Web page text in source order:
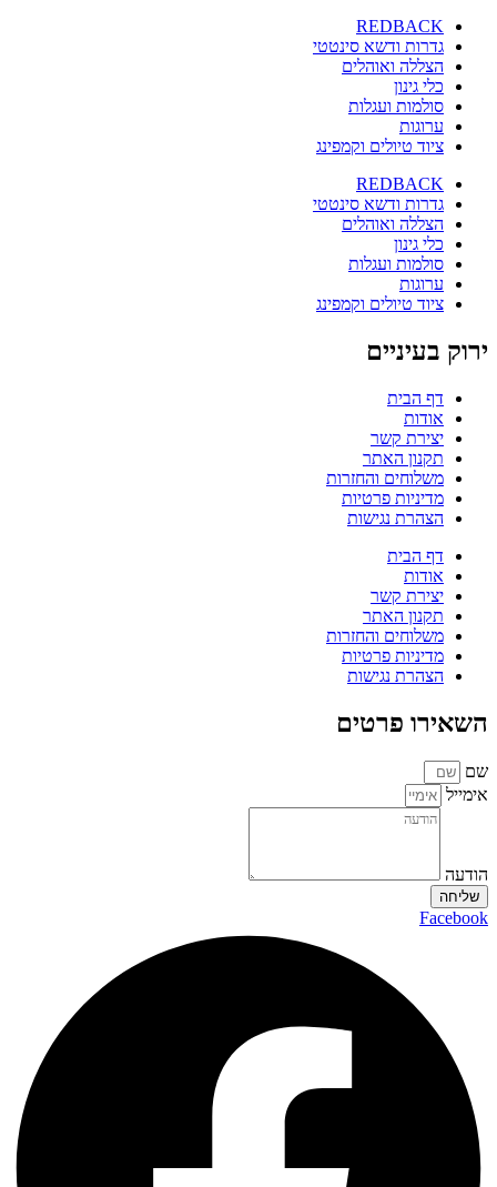
REDBACK
גדרות ודשא סינטטי
הצללה ואוהלים
כלי גינון
סולמות ועגלות
ערוגות
ציוד טיולים וקמפינג
REDBACK
גדרות ודשא סינטטי
הצללה ואוהלים
כלי גינון
סולמות ועגלות
ערוגות
ציוד טיולים וקמפינג
ירוק בעיניים
דף הבית
אודות
יצירת קשר
תקנון האתר
משלוחים והחזרות
מדיניות פרטיות
הצהרת נגישות
דף הבית
אודות
יצירת קשר
תקנון האתר
משלוחים והחזרות
מדיניות פרטיות
הצהרת נגישות
השאירו פרטים
שם
אימייל
הודעה
שליחה
Facebook